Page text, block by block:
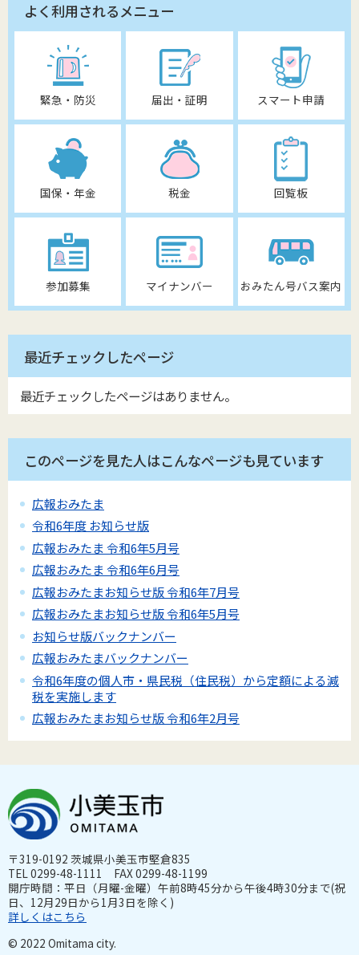
よく利用されるメニュー
緊急・防災 届出・証明 スマート申請
国保・年金 税金 回覧板
参加募集 マイナンバー おみたん号バス案内
最近チェックしたページ
最近チェックしたページはありません。
このページを見た人はこんなページも見ています
広報おみたま
令和6年度 お知らせ版
広報おみたま 令和6年5月号
広報おみたま 令和6年6月号
広報おみたまお知らせ版 令和6年7月号
広報おみたまお知らせ版 令和6年5月号
お知らせ版バックナンバー
広報おみたまバックナンバー
令和6年度の個人市・県民税（住民税）から定額による減
税を実施します
広報おみたまお知らせ版 令和6年2月号
〒319-0192 茨城県小美玉市堅倉835
TEL 0299-48-1111 FAX 0299-48-1199
開庁時間：平日（月曜-金曜）午前8時45分から午後4時30分まで(祝
日、12月29日から1月3日を除く)
詳しくはこちら
© 2022 Omitama city.